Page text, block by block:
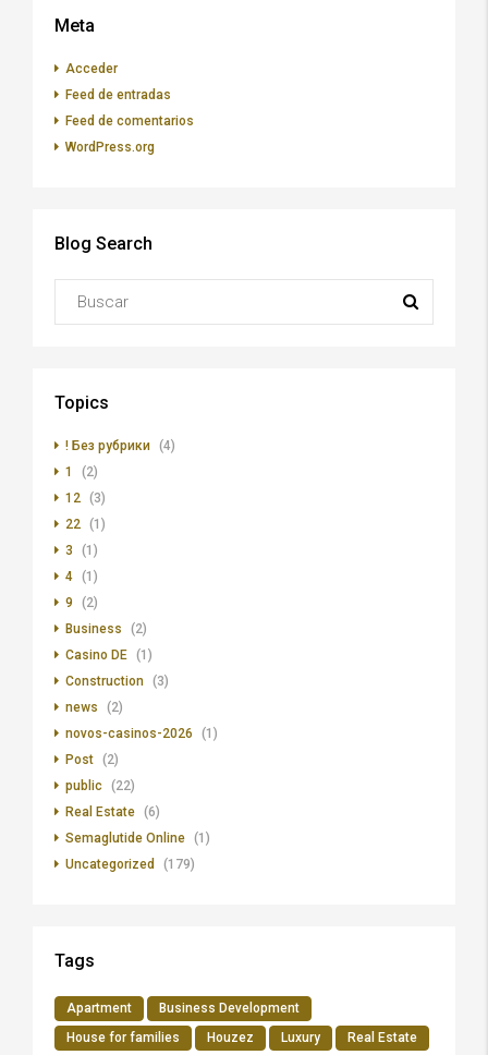
Meta
Acceder
Feed de entradas
Feed de comentarios
WordPress.org
Blog Search
Topics
! Без рубрики (4)
1
(2)
12 (3)
22 (1)
3
(1)
4 (1)
9
(2)
Business
(2)
Casino DE (1)
Construction (3)
news
(2)
novos-casinos-2026
(1)
Post (2)
public
(22)
Real Estate (6)
Semaglutide Online (1)
Uncategorized
(179)
Tags
Apartment
Business Development
House for families
Houzez Luxury Real Estate